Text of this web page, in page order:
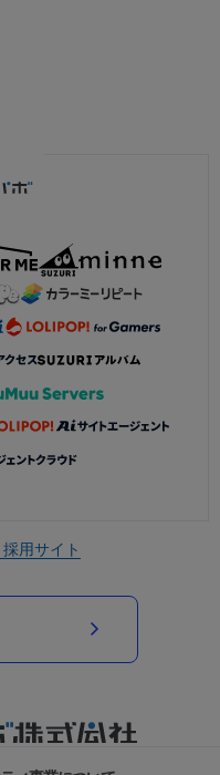
採用サイト